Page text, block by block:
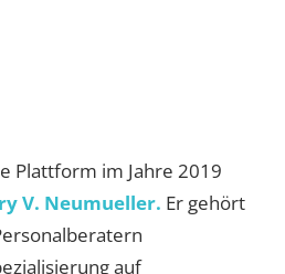
Plattform im Jahre 2019
V. Neumueller. Er gehört
auf